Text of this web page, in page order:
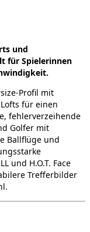
und
für Spielerinnen
mit
für einen
fehlerverzeihende
Golfer mit
Ballflüge und
und H.O.T. Face
Trefferbilder